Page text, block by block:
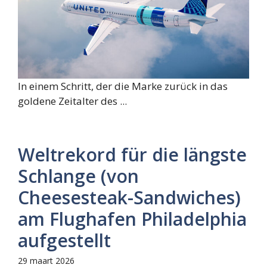
In einem Schritt, der die Marke zurück in das
goldene Zeitalter des ...
Weltrekord für die längste
Schlange (von
Cheesesteak-Sandwiches)
am Flughafen Philadelphia
aufgestellt
29 maart 2026